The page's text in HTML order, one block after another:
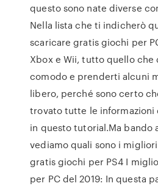
questo sono nate diverse
Nella lista che ti indicherò
scaricare gratis giochi per
Xbox e Wii, tutto quello
comodo e prenderti alcuni
libero, perché sono certo
trovato tutte le informazioni
in questo tutorial.Ma bando
vediamo quali sono i
gratis giochi per PS4 I
per PC del 2019: In questa